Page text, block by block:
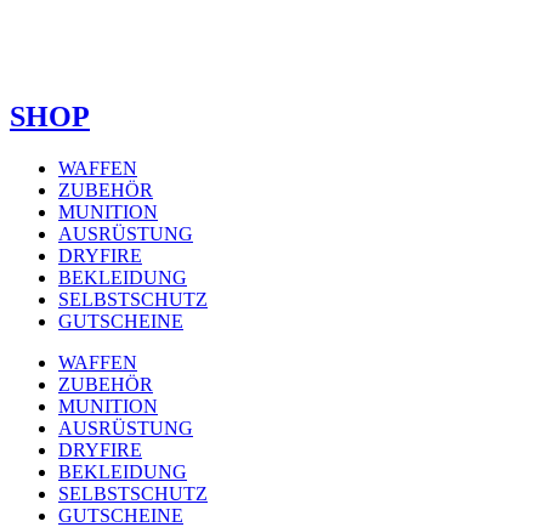
SHOP
WAFFEN
ZUBEHÖR
MUNITION
AUSRÜSTUNG
DRYFIRE
BEKLEIDUNG
SELBSTSCHUTZ
GUTSCHEINE
WAFFEN
ZUBEHÖR
MUNITION
AUSRÜSTUNG
DRYFIRE
BEKLEIDUNG
SELBSTSCHUTZ
GUTSCHEINE